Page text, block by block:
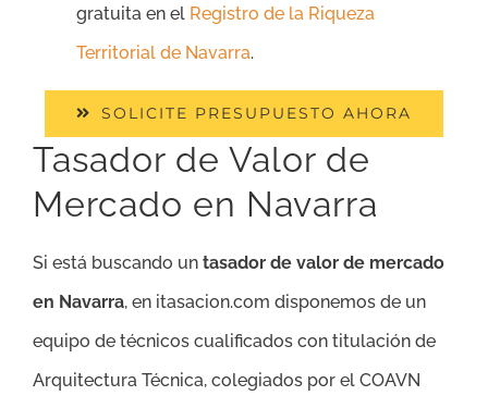
gratuita en el Registro de la Riqueza
Territorial de Navarra.
SOLICITE PRESUPUESTO AHORA
Tasador de Valor de
Mercado en Navarra
Si está buscando un tasador de valor de mercado
en Navarra, en itasacion.com disponemos de un
equipo de técnicos cualificados con titulación de
Arquitectura Técnica, colegiados por el COAVN